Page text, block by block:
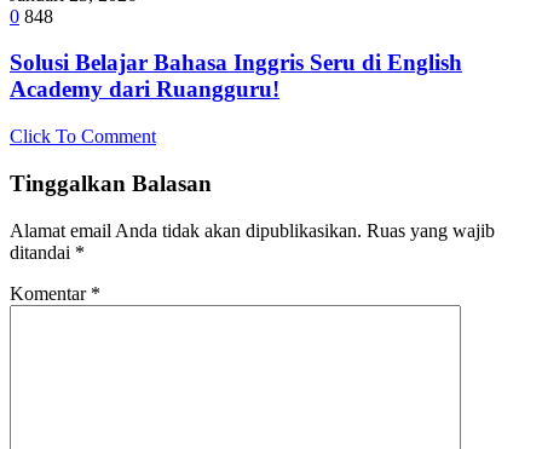
0 848
Solusi Belajar Bahasa Inggris Seru di English
Academy dari Ruangguru!
Click To Comment
Tinggalkan Balasan
Alamat email Anda tidak akan dipublikasikan. Ruas yang wajib
ditandai *
Komentar *